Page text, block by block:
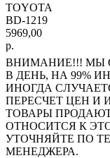
TOYOTA
BD-1219
5969,00
р.
ВНИМАНИЕ!!! МЫ
В ДЕНЬ, НА 99%
ИНОГДА
ПЕРЕСЧЕТ ЦЕН И
ТОВАРЫ
ОТНОСИТСЯ К
УТОЧНЯЙТЕ ПО
МЕНЕДЖЕРА.